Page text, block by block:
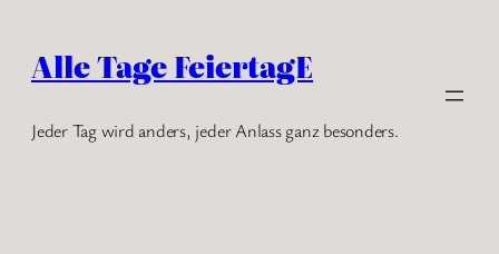
Inhalt
springen
Alle Tage FeiertagE
Jeder Tag wird anders, jeder Anlass ganz besonders.